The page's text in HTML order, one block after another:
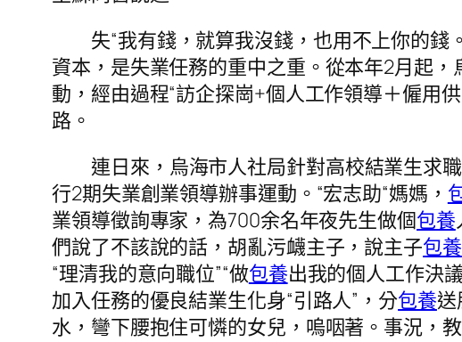
失“我有錢，就算我沒錢，也用不上你的
資本，是失業任務的重中之重。從本年2月起
動，經由過程“訪企探崗+個人工作領導＋僱用
路。
連日來，烏海市人社局針對高校結業生求
行2期失業創業領導辦事運動。“宏志助“媽媽，
業領導徵詢專家，為700余名年夜先生做個包養
們說了不該說的話，胡亂污衊主子，說主子包養
“理清我的意向職位”“做包養出我的個人工作決
加入任務的優良結業生化身“引路人”，分包養送
水，彎下腰抱住可憐的女兒，嗚咽著。事況，